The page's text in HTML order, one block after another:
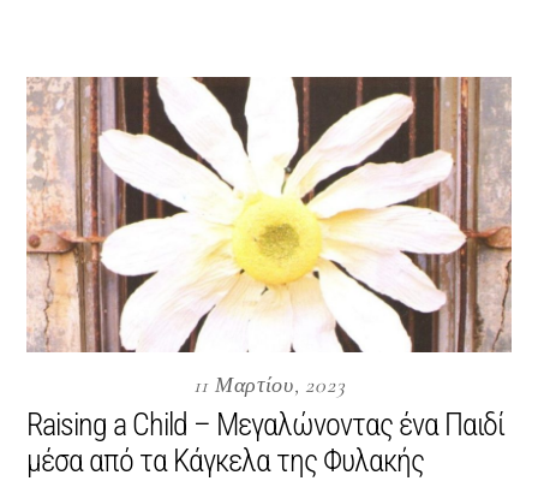
11 Μαρτίου, 2023
Raising a Child – Μεγαλώνοντας ένα Παιδί
μέσα από τα Κάγκελα της Φυλακής